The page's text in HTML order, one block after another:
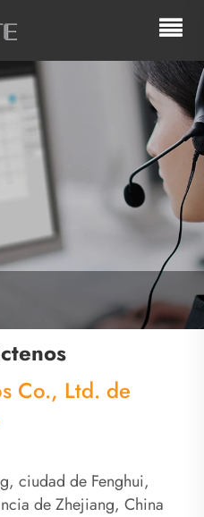
Co., Ltd. de
ciudad de Fenghui,
de Zhejiang, China